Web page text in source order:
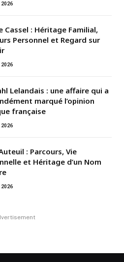
2026
Cassel : Héritage Familial,
Personnel et Regard sur
2026
Lelandais : une affaire qui a
marqué l’opinion
française
2026
: Parcours, Vie
et Héritage d’un Nom
2026